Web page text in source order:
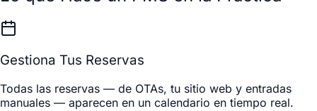
Gestiona Tus Reservas
Todas las reservas — de OTAs, tu sitio web y entradas
manuales — aparecen en un calendario en tiempo real.